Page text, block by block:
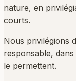
nature, en
courts.
Nous privilégions
responsable,
le permettent.